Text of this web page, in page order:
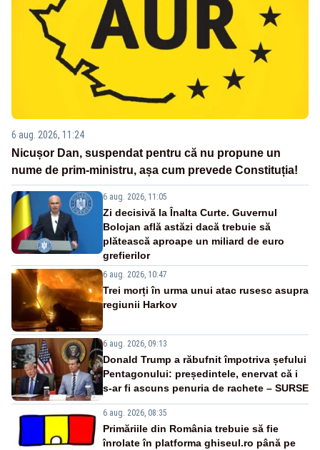
6 aug. 2026, 11:24
Nicușor Dan, suspendat pentru că nu propune un
nume de prim-ministru, așa cum prevede Constituția!
6 aug. 2026, 11:05
Zi decisivă la Înalta Curte. Guvernul
Bolojan află astăzi dacă trebuie să
plătească aproape un miliard de euro
grefierilor
6 aug. 2026, 10:47
Trei morți în urma unui atac rusesc asupra
regiunii Harkov
6 aug. 2026, 09:13
Donald Trump a răbufnit împotriva șefului
Pentagonului: președintele, enervat că i
s-ar fi ascuns penuria de rachete – SURSE
6 aug. 2026, 08:35
Primăriile din România trebuie să fie
înrolate în platforma ghiseul.ro până pe